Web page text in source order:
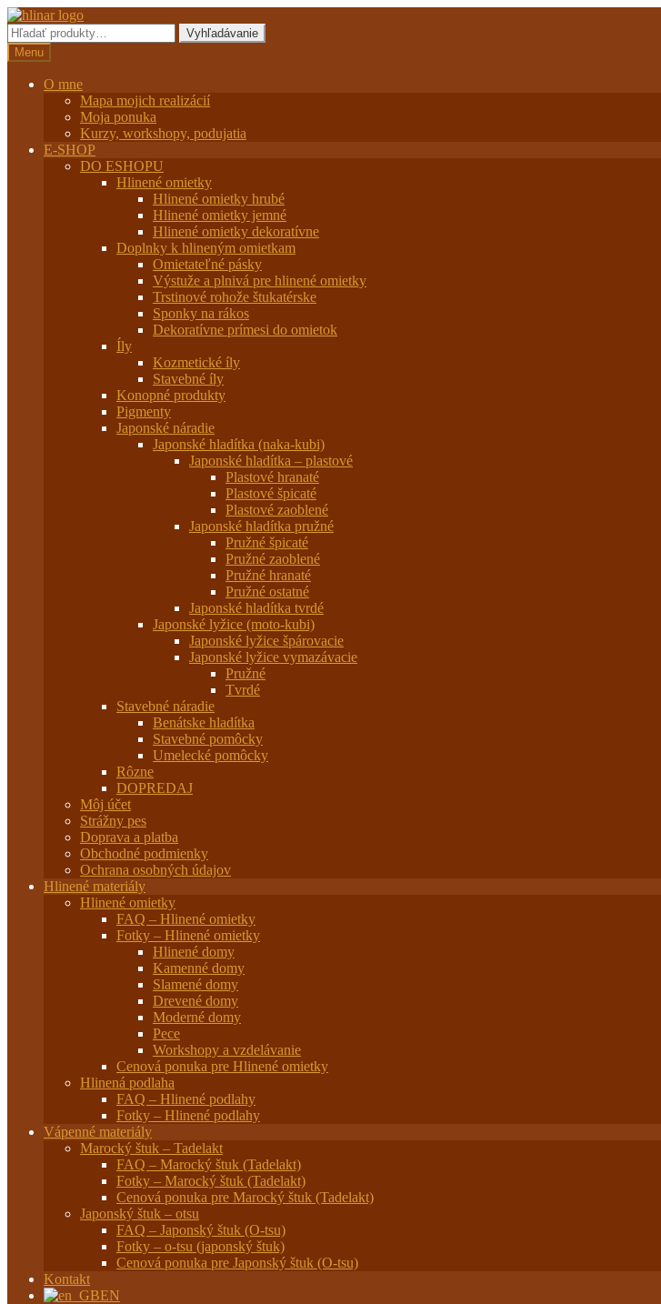
Preskočiť
na
navigáciu
Preskočiť
na
obsah
Hľadať:
Vyhľadávanie
Menu
O mne
Mapa mojich realizácií
Moja ponuka
Kurzy, workshopy, podujatia
E-SHOP
DO ESHOPU
Hlinené omietky
Hlinené omietky hrubé
Hlinené omietky jemné
Hlinené omietky dekoratívne
Doplnky k hlineným omietkam
Omietateľné pásky
Výstuže a plnivá pre hlinené omietky
Trstinové rohože štukatérske
Sponky na rákos
Dekoratívne prímesi do omietok
Íly
Kozmetické íly
Stavebné íly
Konopné produkty
Pigmenty
Japonské náradie
Japonské hladítka (naka-kubi)
Japonské hladítka – plastové
Plastové hranaté
Plastové špicaté
Plastové zaoblené
Japonské hladítka pružné
Pružné špicaté
Pružné zaoblené
Pružné hranaté
Pružné ostatné
Japonské hladítka tvrdé
Japonské lyžice (moto-kubi)
Japonské lyžice špárovacie
Japonské lyžice vymazávacie
Pružné
Tvrdé
Stavebné náradie
Benátske hladítka
Stavebné pomôcky
Umelecké pomôcky
Rôzne
DOPREDAJ
Môj účet
Strážny pes
Doprava a platba
Obchodné podmienky
Ochrana osobných údajov
Hlinené materiály
Hlinené omietky
FAQ – Hlinené omietky
Fotky – Hlinené omietky
Hlinené domy
Kamenné domy
Slamené domy
Drevené domy
Moderné domy
Pece
Workshopy a vzdelávanie
Cenová ponuka pre Hlinené omietky
Hlinená podlaha
FAQ – Hlinené podlahy
Fotky – Hlinené podlahy
Vápenné materiály
Marocký štuk – Tadelakt
FAQ – Marocký štuk (Tadelakt)
Fotky – Marocký štuk (Tadelakt)
Cenová ponuka pre Marocký štuk (Tadelakt)
Japonský štuk – otsu
FAQ – Japonský štuk (O-tsu)
Fotky – o-tsu (japonský štuk)
Cenová ponuka pre Japonský štuk (O-tsu)
Kontakt
EN